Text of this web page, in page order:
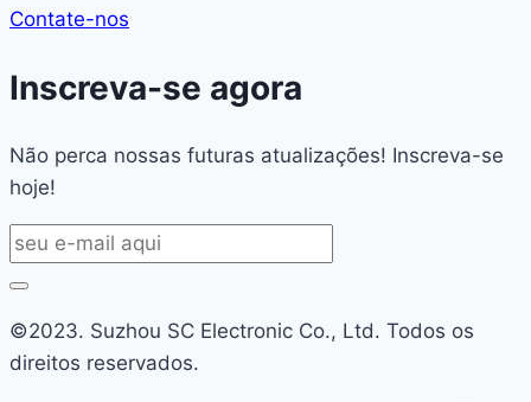
Contate-nos
Inscreva-se agora
Não perca nossas futuras atualizações! Inscreva-se
hoje!
©2023. Suzhou SC Electronic Co., Ltd. Todos os
direitos reservados.